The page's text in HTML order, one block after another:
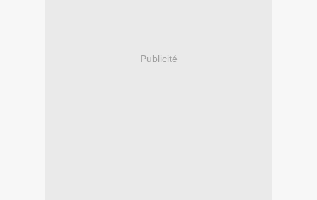
Publicité